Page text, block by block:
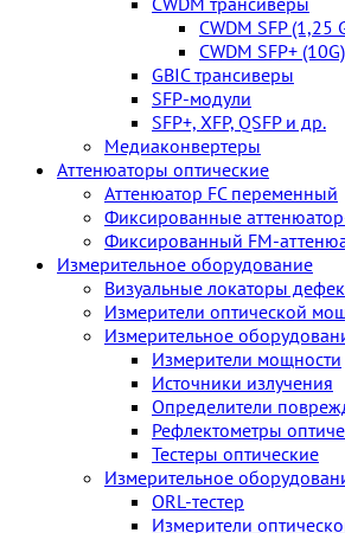
CWDM SFP (1,25
CWDM SFP+ (10G)
GBIC трансиверы
SFP-модули
SFP+, XFP, QSFP и др.
Медиаконвертеры
Аттенюаторы оптические
Аттенюатор FC переменный
Фиксированные
Фиксированный FM-
Измерительное оборудование
Визуальные локаторы
Измерители оптической
Измерительное
Измерители мощности
Источники излучения
Определители
Рефлектометры
Тестеры оптические
Измерительное
ORL-тестер
Измерители